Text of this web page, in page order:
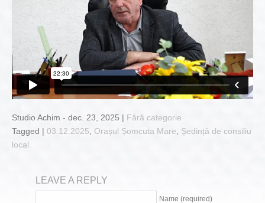
Studio Achim - dec. 23, 2025 | Fără categorie
Tagged | 03.12.2025 Orașul Șomcuta Mare
Ședință de consiliu
local
LEAVE A REPLY
Name (required)